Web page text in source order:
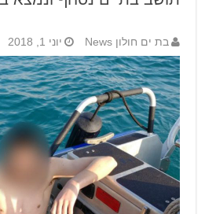
בת ים חולון News יוני 1, 2018